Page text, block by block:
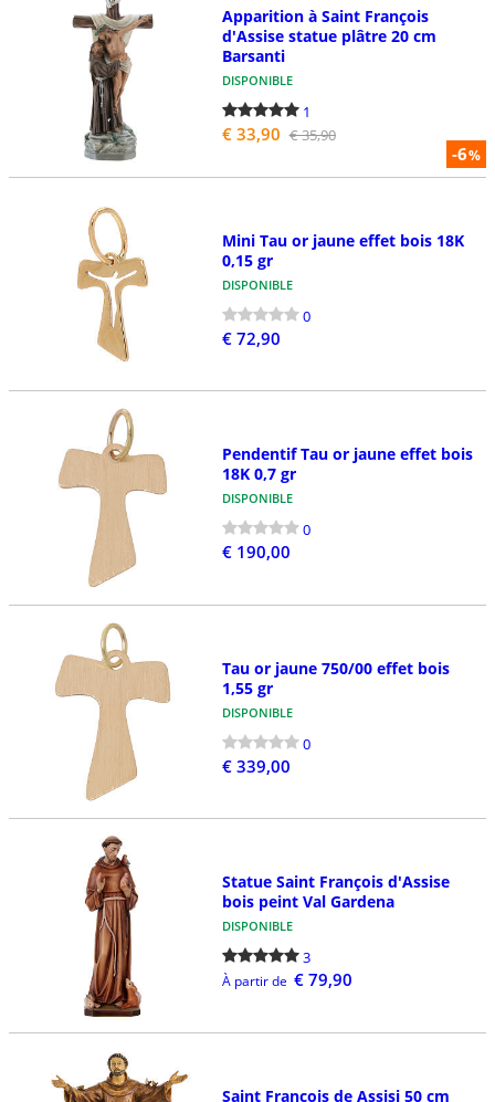
-6%
Apparition à Saint François
d'Assise statue plâtre 20 cm
Barsanti
DISPONIBLE
1
€ 33,90 € 35,90
Mini Tau or jaune effet bois 18K
0,15 gr
DISPONIBLE
0
€ 72,90
Pendentif Tau or jaune effet bois
18K 0,7 gr
DISPONIBLE
0
€ 190,00
Tau or jaune 750/00 effet bois
1,55 gr
DISPONIBLE
0
€ 339,00
Statue Saint François d'Assise
bois peint Val Gardena
DISPONIBLE
3
À partir de € 79,90
Saint François de Assisi 50 cm